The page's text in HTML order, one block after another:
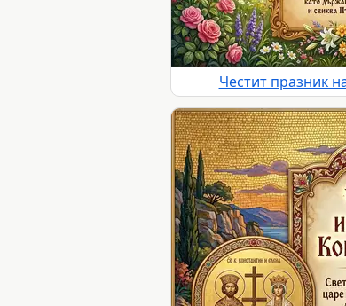
Честит празник